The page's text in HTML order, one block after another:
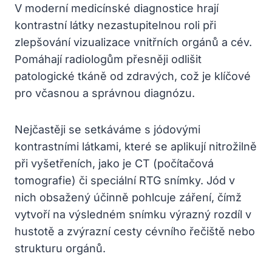
V moderní medicínské diagnostice hrají
kontrastní látky nezastupitelnou roli při
zlepšování vizualizace vnitřních orgánů a cév.
Pomáhají radiologům přesněji odlišit
patologické tkáně od zdravých, což je klíčové
pro včasnou a správnou diagnózu.
Nejčastěji se setkáváme s jódovými
kontrastními látkami, které se aplikují nitrožilně
při vyšetřeních, jako je CT (počítačová
tomografie) či speciální RTG snímky. Jód v
nich obsažený účinně pohlcuje záření, čímž
vytvoří na výsledném snímku výrazný rozdíl v
hustotě a zvýrazní cesty cévního řečiště nebo
strukturu orgánů.